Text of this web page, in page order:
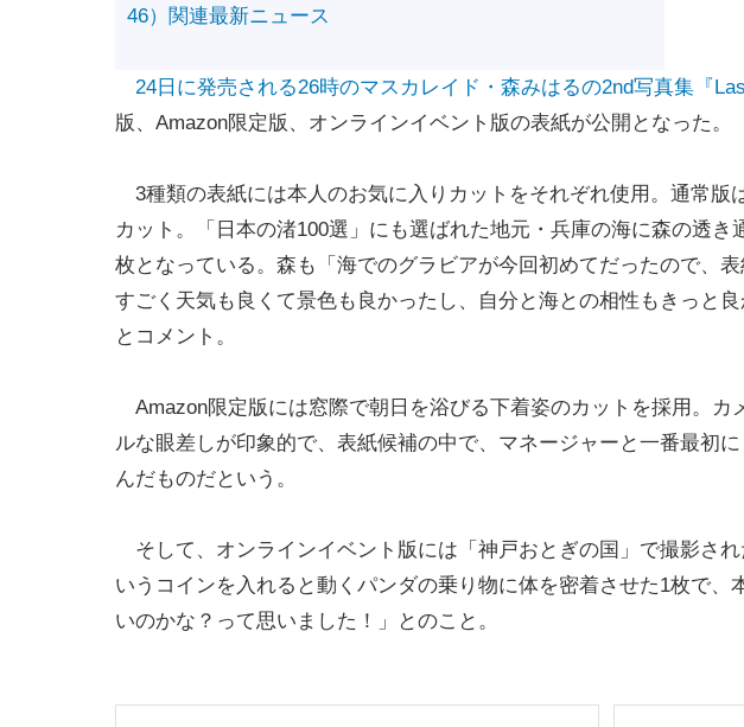
46）関連最新ニュース
24日に発売される26時のマスカレイド・森みはるの2nd写真集『
版、Amazon限定版、オンラインイベント版の表紙が公開となった。
3種類の表紙には本人のお気に入りカットをそれぞれ使用。通常版
カット。「日本の渚100選」にも選ばれた地元・兵庫の海に森の透
枚となっている。森も「海でのグラビアが今回初めてだったので、
すごく天気も良くて景色も良かったし、自分と海との相性もきっと
とコメント。
Amazon限定版には窓際で朝日を浴びる下着姿のカットを採用。カ
ルな眼差しが印象的で、表紙候補の中で、マネージャーと一番最初
んだものだという。
そして、オンラインイベント版には「神戸おとぎの国」で撮影さ
いうコインを入れると動くパンダの乗り物に体を密着させた1枚で、
いのかな？って思いました！」とのこと。